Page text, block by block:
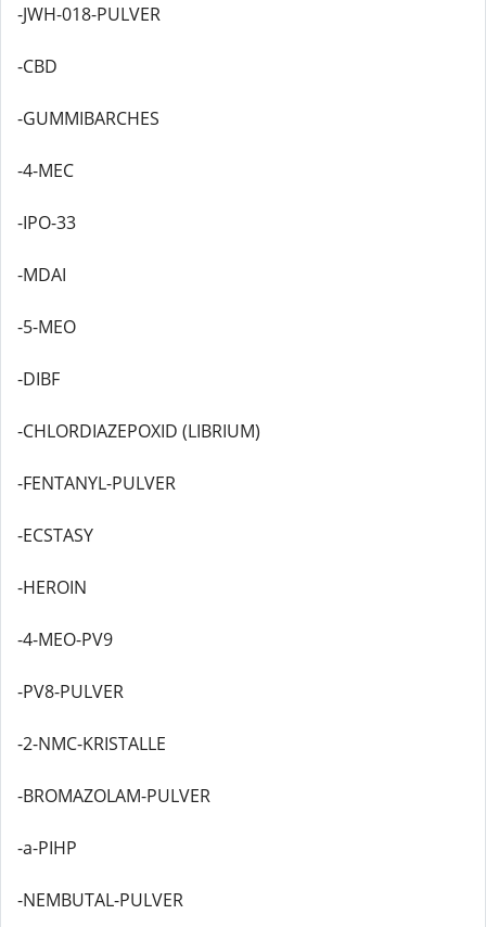
-JWH-018-PULVER
-CBD
-GUMMIBARCHES
-4-MEC
-IPO-33
-MDAI
-5-MEO
-DIBF
-CHLORDIAZEPOXID (LIBRIUM)
-FENTANYL-PULVER
-ECSTASY
-HEROIN
-4-MEO-PV9
-PV8-PULVER
-2-NMC-KRISTALLE
-BROMAZOLAM-PULVER
-a-PIHP
-NEMBUTAL-PULVER